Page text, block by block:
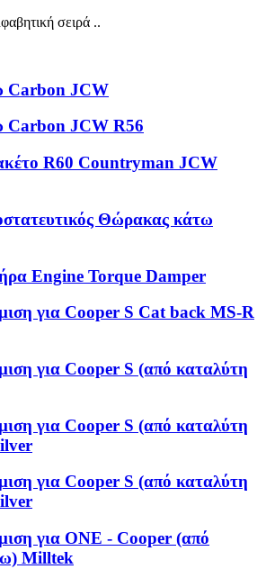
σειρά ..
Carbon JCW
Carbon JCW R56
R60 Countryman JCW
Θώρακας κάτω
Engine Torque Damper
για Cooper S Cat back MS-R
για Cooper S (από καταλύτη
για Cooper S (από καταλύτη
για Cooper S (από καταλύτη
για ONE - Cooper (από
Milltek